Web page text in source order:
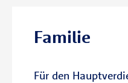
Familie
Für den